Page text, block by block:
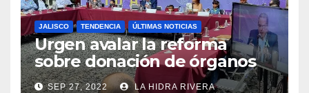
JALISCO TENDENCIA ÚLTIMAS NOTICIAS
Urgen avalar la reforma
sobre donación de órganos
en Jalisco.
SEP 27, 2022 LA HIDRA RIVERA